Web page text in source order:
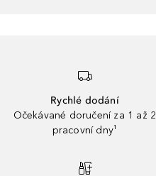
Rychlé dodání
Očekávané doručení za 1 až 2
pracovní dny¹